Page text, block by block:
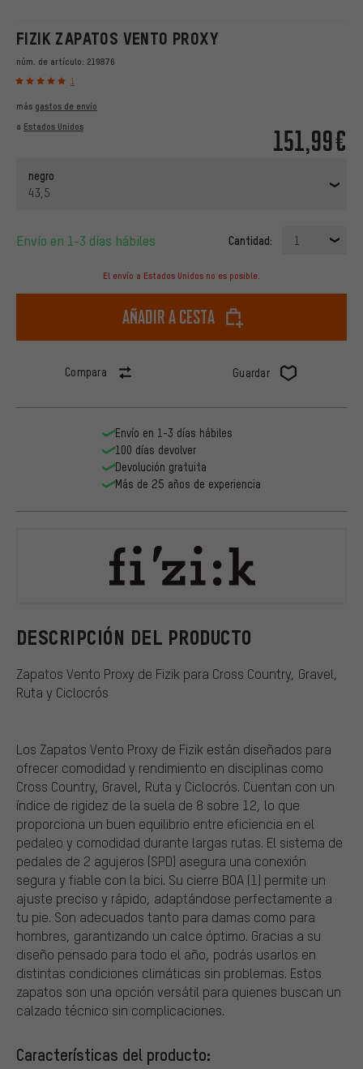
FIZIK ZAPATOS VENTO PROXY
núm. de artículo: 219876
1
151,99€
más gastos de envío
a Estados Unidos
negro
43,5
Envío en 1-3 días hábiles Cantidad: 1
El envío a Estados Unidos no es posible.
Añadir a cesta
Compara Guardar
DESCRIPCIÓN DEL PRODUCTO
Zapatos Vento Proxy de Fizik para Cross Country, Gravel,
Ruta y Ciclocrós
Los Zapatos Vento Proxy de Fizik están diseñados para
ofrecer comodidad y rendimiento en disciplinas como
Cross Country, Gravel, Ruta y Ciclocrós. Cuentan con un
índice de rigidez de la suela de 8 sobre 12, lo que
proporciona un buen equilibrio entre eficiencia en el
pedaleo y comodidad durante largas rutas. El sistema de
pedales de 2 agujeros (SPD) asegura una conexión
segura y fiable con la bici. Su cierre BOA (1) permite un
ajuste preciso y rápido, adaptándose perfectamente a
tu pie. Son adecuados tanto para damas como para
hombres, garantizando un calce óptimo. Gracias a su
diseño pensado para todo el año, podrás usarlos en
distintas condiciones climáticas sin problemas. Estos
zapatos son una opción versátil para quienes buscan un
calzado técnico sin complicaciones.
Características del producto:
Envío en 1-3 días hábiles
100 días devolver
Devolución gratuita
Más de 25 años de experiencia
Fizik